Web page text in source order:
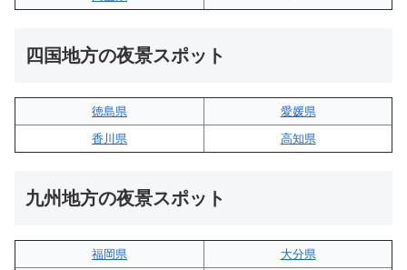
四国地方の夜景スポット
徳島県
愛媛県
香川県
高知県
九州地方の夜景スポット
福岡県 大分県